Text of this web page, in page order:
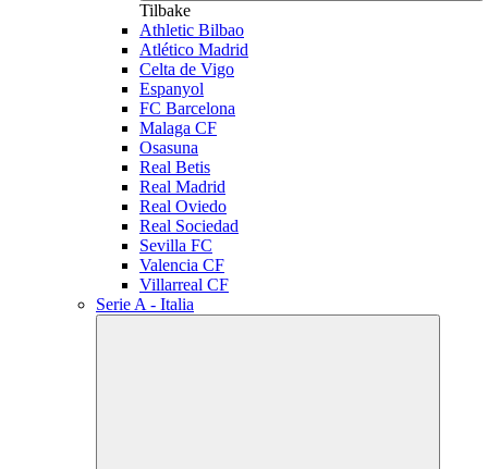
Tilbake
Athletic Bilbao
Atlético Madrid
Celta de Vigo
Espanyol
FC Barcelona
Malaga CF
Osasuna
Real Betis
Real Madrid
Real Oviedo
Real Sociedad
Sevilla FC
Valencia CF
Villarreal CF
Serie A - Italia